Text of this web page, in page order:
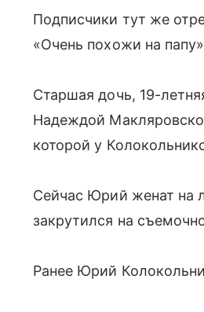
Подписчики тут же
«Очень похожи на
Старшая дочь, 19-
Надеждой
которой у
Сейчас Юрий женат на
закрутился на
Ранее Юрий